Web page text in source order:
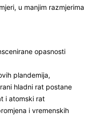
u manjim razmjerima
opasnosti
plandemija,
hladni rat postane
i atomski rat
i vremenskih